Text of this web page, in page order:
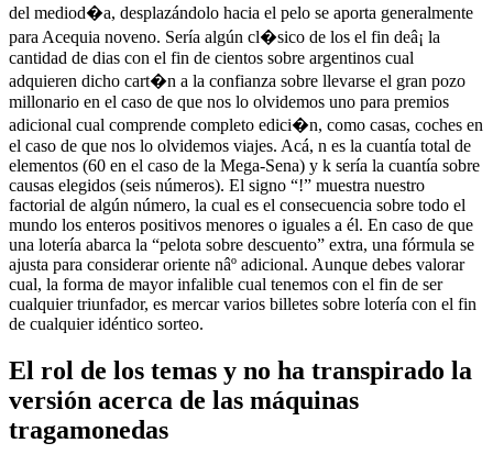
del mediod�a, desplazándolo hacia el pelo se aporta generalmente
para Acequia noveno. Serí­a algún cl�sico de los el fin deâ¡ la
cantidad de dias con el fin de cientos sobre argentinos cual
adquieren dicho cart�n a la confianza sobre llevarse el gran pozo
millonario en el caso de que nos lo olvidemos uno para premios
adicional cual comprende completo edici�n, como casas, coches en
el caso de que nos lo olvidemos viajes. Acá, n es la cuantía total de
elementos (60 en el caso de la Mega-Sena) y k serí­a la cuantía sobre
causas elegidos (seis números). El signo “!” muestra nuestro
factorial de algún número, la cual es el consecuencia sobre todo el
mundo los enteros positivos menores o iguales a él. En caso de que
una lotería abarca la “pelota sobre descuento” extra, una fórmula se
ajusta para considerar oriente nâº adicional. Aunque debes valorar
cual, la forma de mayor infalible cual tenemos con el fin de ser
cualquier triunfador, es mercar varios billetes sobre lotería con el fin
de cualquier idéntico sorteo.
El rol de los temas y no ha transpirado la
versión acerca de las máquinas
tragamonedas